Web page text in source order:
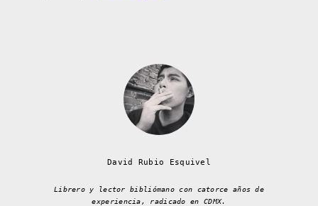
David Rubio Esquivel
Librero y lector bibliómano con catorce años de
experiencia, radicado en CDMX.